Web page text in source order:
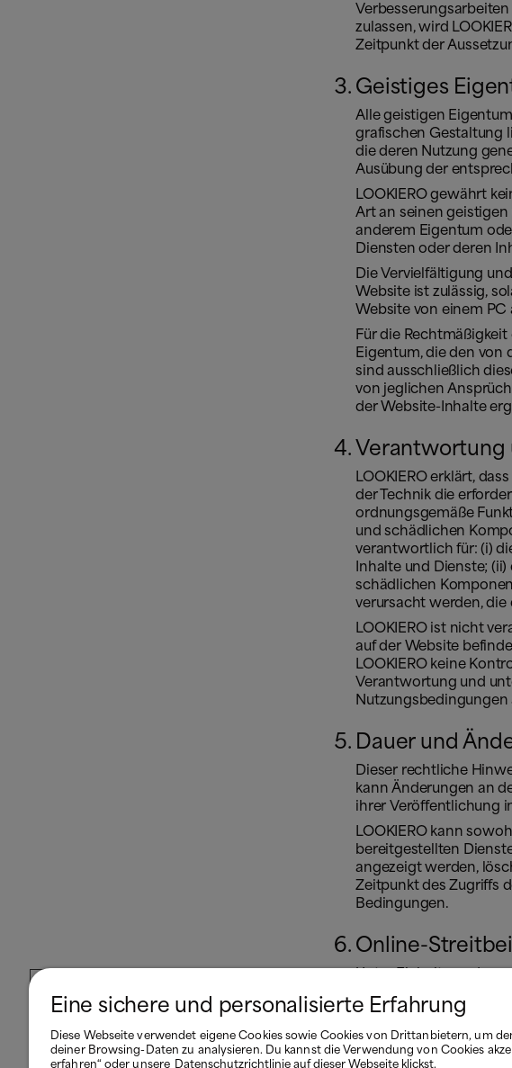
zulassen, wird
Zeitpunkt der
Geistiges
Alle geistigen
grafischen Gestaltung
die deren Nutzung
Ausübung der
LOOKIERO gewährt
Art an seinen
anderem Eigentum
Diensten oder deren
Die Vervielfältigung
Website ist zulässig,
Website von einem
Für die
Eigentum, die den
sind ausschließlich
von jeglichen
der Website-Inhalte
Verantwortung
LOOKIERO erklärt,
der Technik die
ordnungsgemäße
und schädlichen
verantwortlich für: (i)
Inhalte und Dienste;
schädlichen
verursacht werden, die
LOOKIERO ist nicht
auf der Website
LOOKIERO keine
Verantwortung und
Nutzungsbedingungen
Dauer und
Dieser rechtliche
kann Änderungen an
ihrer Veröffentlichung
LOOKIERO kann
bereitgestellten
angezeigt werden,
Zeitpunkt des Zugriffs
Bedingungen.
Online-
Unter Einhaltung der
Europäischen Union
Portal.
Eine sichere und personalisierte Erfahrung
Diese Webseite verwendet eigene Cookies sowie Cookies von Drittanbietern, um
deiner Browsing-Daten zu analysieren. Du kannst die Verwendung von Cookies
erfahren“ oder unsere Datenschutzrichtlinie auf dieser Webseite klickst.